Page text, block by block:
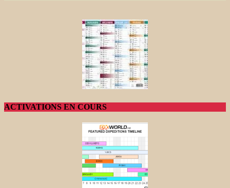
ACTIVATIONS EN COURS